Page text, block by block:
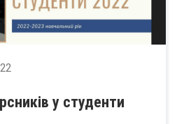
у студенти